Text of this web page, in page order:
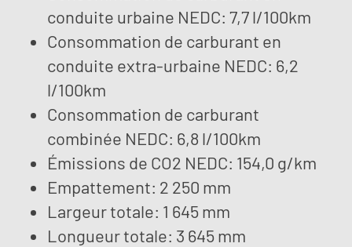
conduite urbaine NEDC: 7,7 l/100km
Consommation de carburant en
conduite extra-urbaine NEDC: 6,2
l/100km
Consommation de carburant
combinée NEDC: 6,8 l/100km
Émissions de CO2 NEDC: 154,0 g/km
Empattement: 2 250 mm
Largeur totale: 1 645 mm
Longueur totale: 3 645 mm